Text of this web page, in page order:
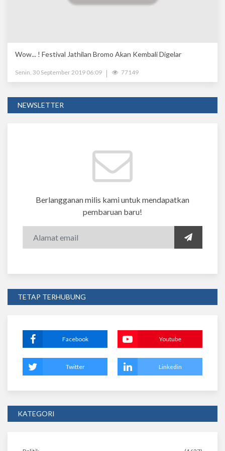
Wow... ! Festival Jathilan Bromo Akan Kembali Digelar
Senin, 30 September 2019 06:09 77149
NEWSLETTER
Berlangganan milis kami untuk mendapatkan
pembaruan baru!
TETAP TERHUBUNG
Facebook Youtube
Twitter Linkedin
KATEGORI